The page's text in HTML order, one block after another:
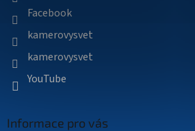
Facebook
kamerovysvet
kamerovysvet
YouTube
Informace pro vás